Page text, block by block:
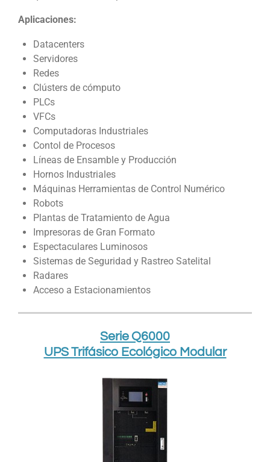
Aplicaciones:
Datacenters
Servidores
Redes
Clústers de cómputo
PLCs
VFCs
Computadoras Industriales
Contol de Procesos
Líneas de Ensamble y Producción
Hornos Industriales
Máquinas Herramientas de Control Numérico
Robots
Plantas de Tratamiento de Agua
Impresoras de Gran Formato
Espectaculares Luminosos
Sistemas de Seguridad y Rastreo Satelital
Radares
Acceso a Estacionamientos
Serie Q6000
UPS Trifásico Ecológico Modular